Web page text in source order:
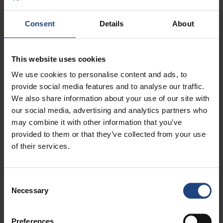
Consent Details About
This website uses cookies
We use cookies to personalise content and ads, to
provide social media features and to analyse our traffic.
We also share information about your use of our site with
our social media, advertising and analytics partners who
may combine it with other information that you’ve
provided to them or that they’ve collected from your use
of their services.
Selection
Necessary
Fax:
E-mail:
Openingstijden:
Bratislava
08007 Barcelona
+34 934 880 121
spain@croatiaairlines.hr
maan - vrij: 9 - 14 / 15 - 17
Slowakije